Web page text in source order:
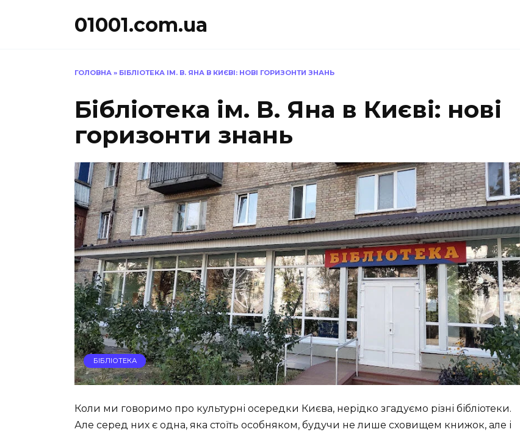
01001.com.ua
ГОЛОВНА » БІБЛІОТЕКА ІМ. В. ЯНА В КИЄВІ: НОВІ ГОРИЗОНТИ ЗНАНЬ
Бібліотека ім. В. Яна в Києві: нові
горизонти знань
БІБЛІОТЕКА
Коли ми говоримо про культурні осередки Києва, нерідко згадуємо різні бібліотеки.
Але серед них є одна, яка стоїть особняком, будучи не лише сховищем книжок, але і